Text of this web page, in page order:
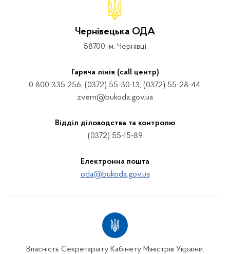
Чернівецька ОДА
58700, м. Чернівці
Гаряча лінія (call центр)
0 800 335 256, (0372) 55-30-13, (0372) 55-28-44,
zvern@bukoda.gov.ua
Відділ діловодства та контролю
(0372) 55-15-89
Електронна пошта
oda@bukoda.gov.ua
Власність Секретаріату Кабінету Міністрів України.